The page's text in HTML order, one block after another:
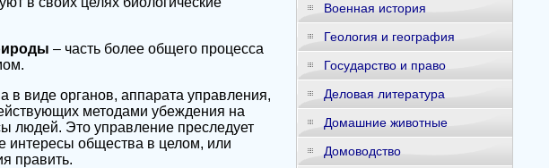
– часть более общего процесса
в виде органов, аппарата управления,
методами убеждения на
людей. Это управление преследует
интересы общества в целом, или
править.
Военная история
Геология и география
Государство и право
Деловая литература
Домашние животные
Домоводство